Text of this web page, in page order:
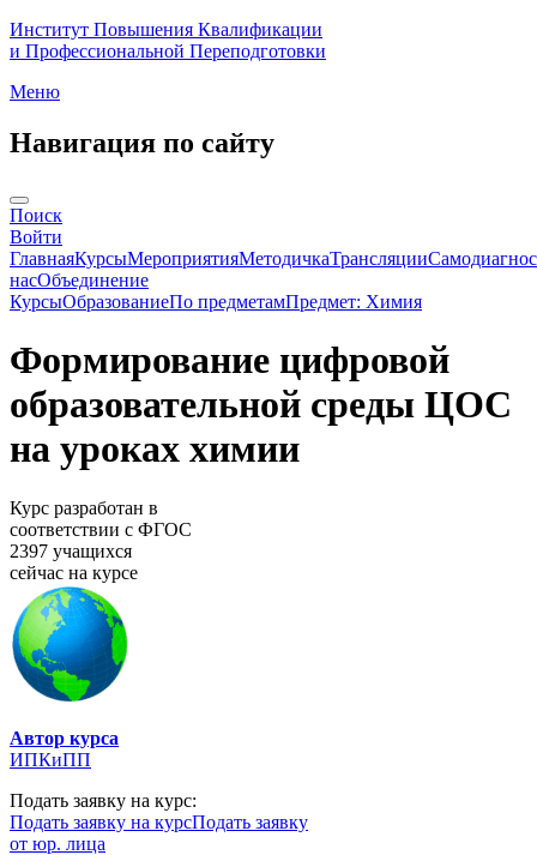
Институт Повышения Квалификации
и Профессиональной Переподготовки
Меню
Навигация по сайту
Поиск
Войти
ГлавнаяКурсыМероприятияМетодичкаТрансляции
насОбъединение
КурсыОбразованиеПо предметамПредмет: Химия
Формирование цифровой
образовательной среды ЦОС
на уроках химии
Курс разработан в
соответствии с ФГОС
2397 учащихся
сейчас на курсе
Автор курса
ИПКиПП
Подать заявку на курс:
Подать заявку на курсПодать заявку
от юр. лица